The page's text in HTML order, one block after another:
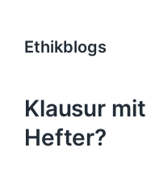
Ethikblogs
Klausur
Hefter?